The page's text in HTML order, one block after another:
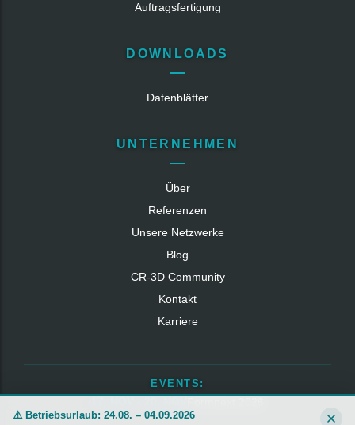
Auftragsfertigung
DOWNLOADS
Datenblätter
UNTERNEHMEN
Über
Referenzen
Unsere Netzwerke
Blog
CR‑3D Community
Kontakt
Karriere
EVENTS:
⚠️ Betriebsurlaub: 24.08. – 04.09.2026